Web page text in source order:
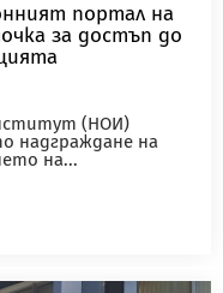
портал на
за достъп до
(НОИ)
надграждане на
на...